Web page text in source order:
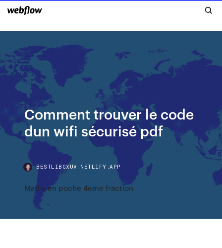
Comment trouver le code
dun wifi sécurisé pdf
BESTLIBGXUV.NETLIFY.APP
Maths en poche 4eme fraction